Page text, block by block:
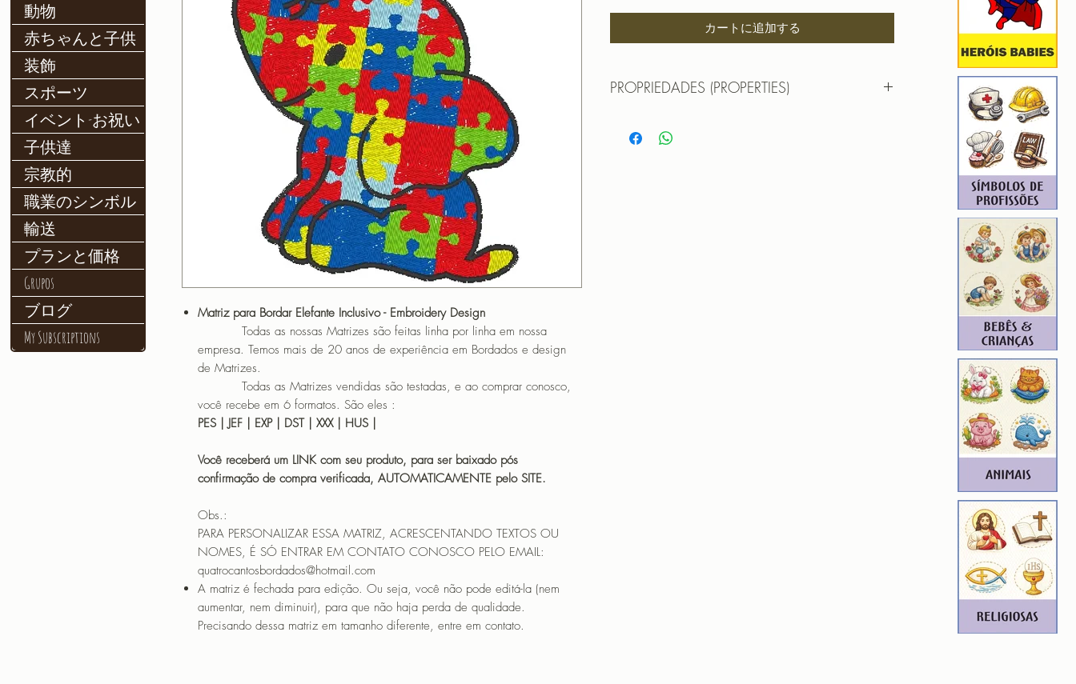
Matriz para Bordar Elefante Inclusivo - Embroidery Design
Todas as nossas Matrizes são feitas linha por linha em nossa
empresa. Temos mais de 20 anos de experiência em Bordados e design
de Matrizes.
Todas as Matrizes vendidas são testadas, e ao comprar conosco,
você recebe em 6 formatos. São eles :
PES | JEF | EXP | DST | XXX | HUS |
Você receberá um LINK com seu produto, para ser baixado pós
confirmação de compra verificada, AUTOMATICAMENTE pelo SITE.
Obs.:
PARA PERSONALIZAR ESSA MATRIZ, ACRESCENTANDO TEXTOS OU
NOMES, É SÓ ENTRAR EM CONTATO CONOSCO PELO EMAIL:
quatrocantosbordados@hotmail.com
A matriz é fechada para edição. Ou seja, você não pode editá-la (nem
aumentar, nem diminuir), para que não haja perda de qualidade.
Precisando dessa matriz em tamanho diferente, entre em contato.
カートに追加する
PROPRIEDADES (PROPERTIES)
Formatos:
動物
赤ちゃんと子供
装飾
スポーツ
イベント-お祝い
子供達
宗教的
職業のシンボル
輸送
プランと価格
Grupos
ブログ
My Subscriptions